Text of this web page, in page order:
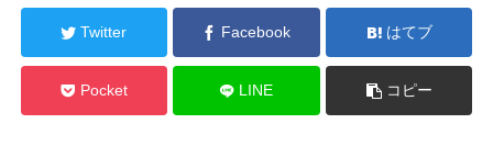
Twitter Facebook はてブ
Pocket LINE コピー